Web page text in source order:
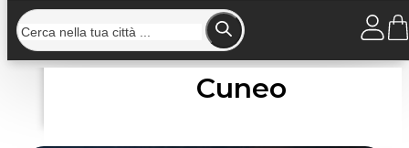
Cuneo